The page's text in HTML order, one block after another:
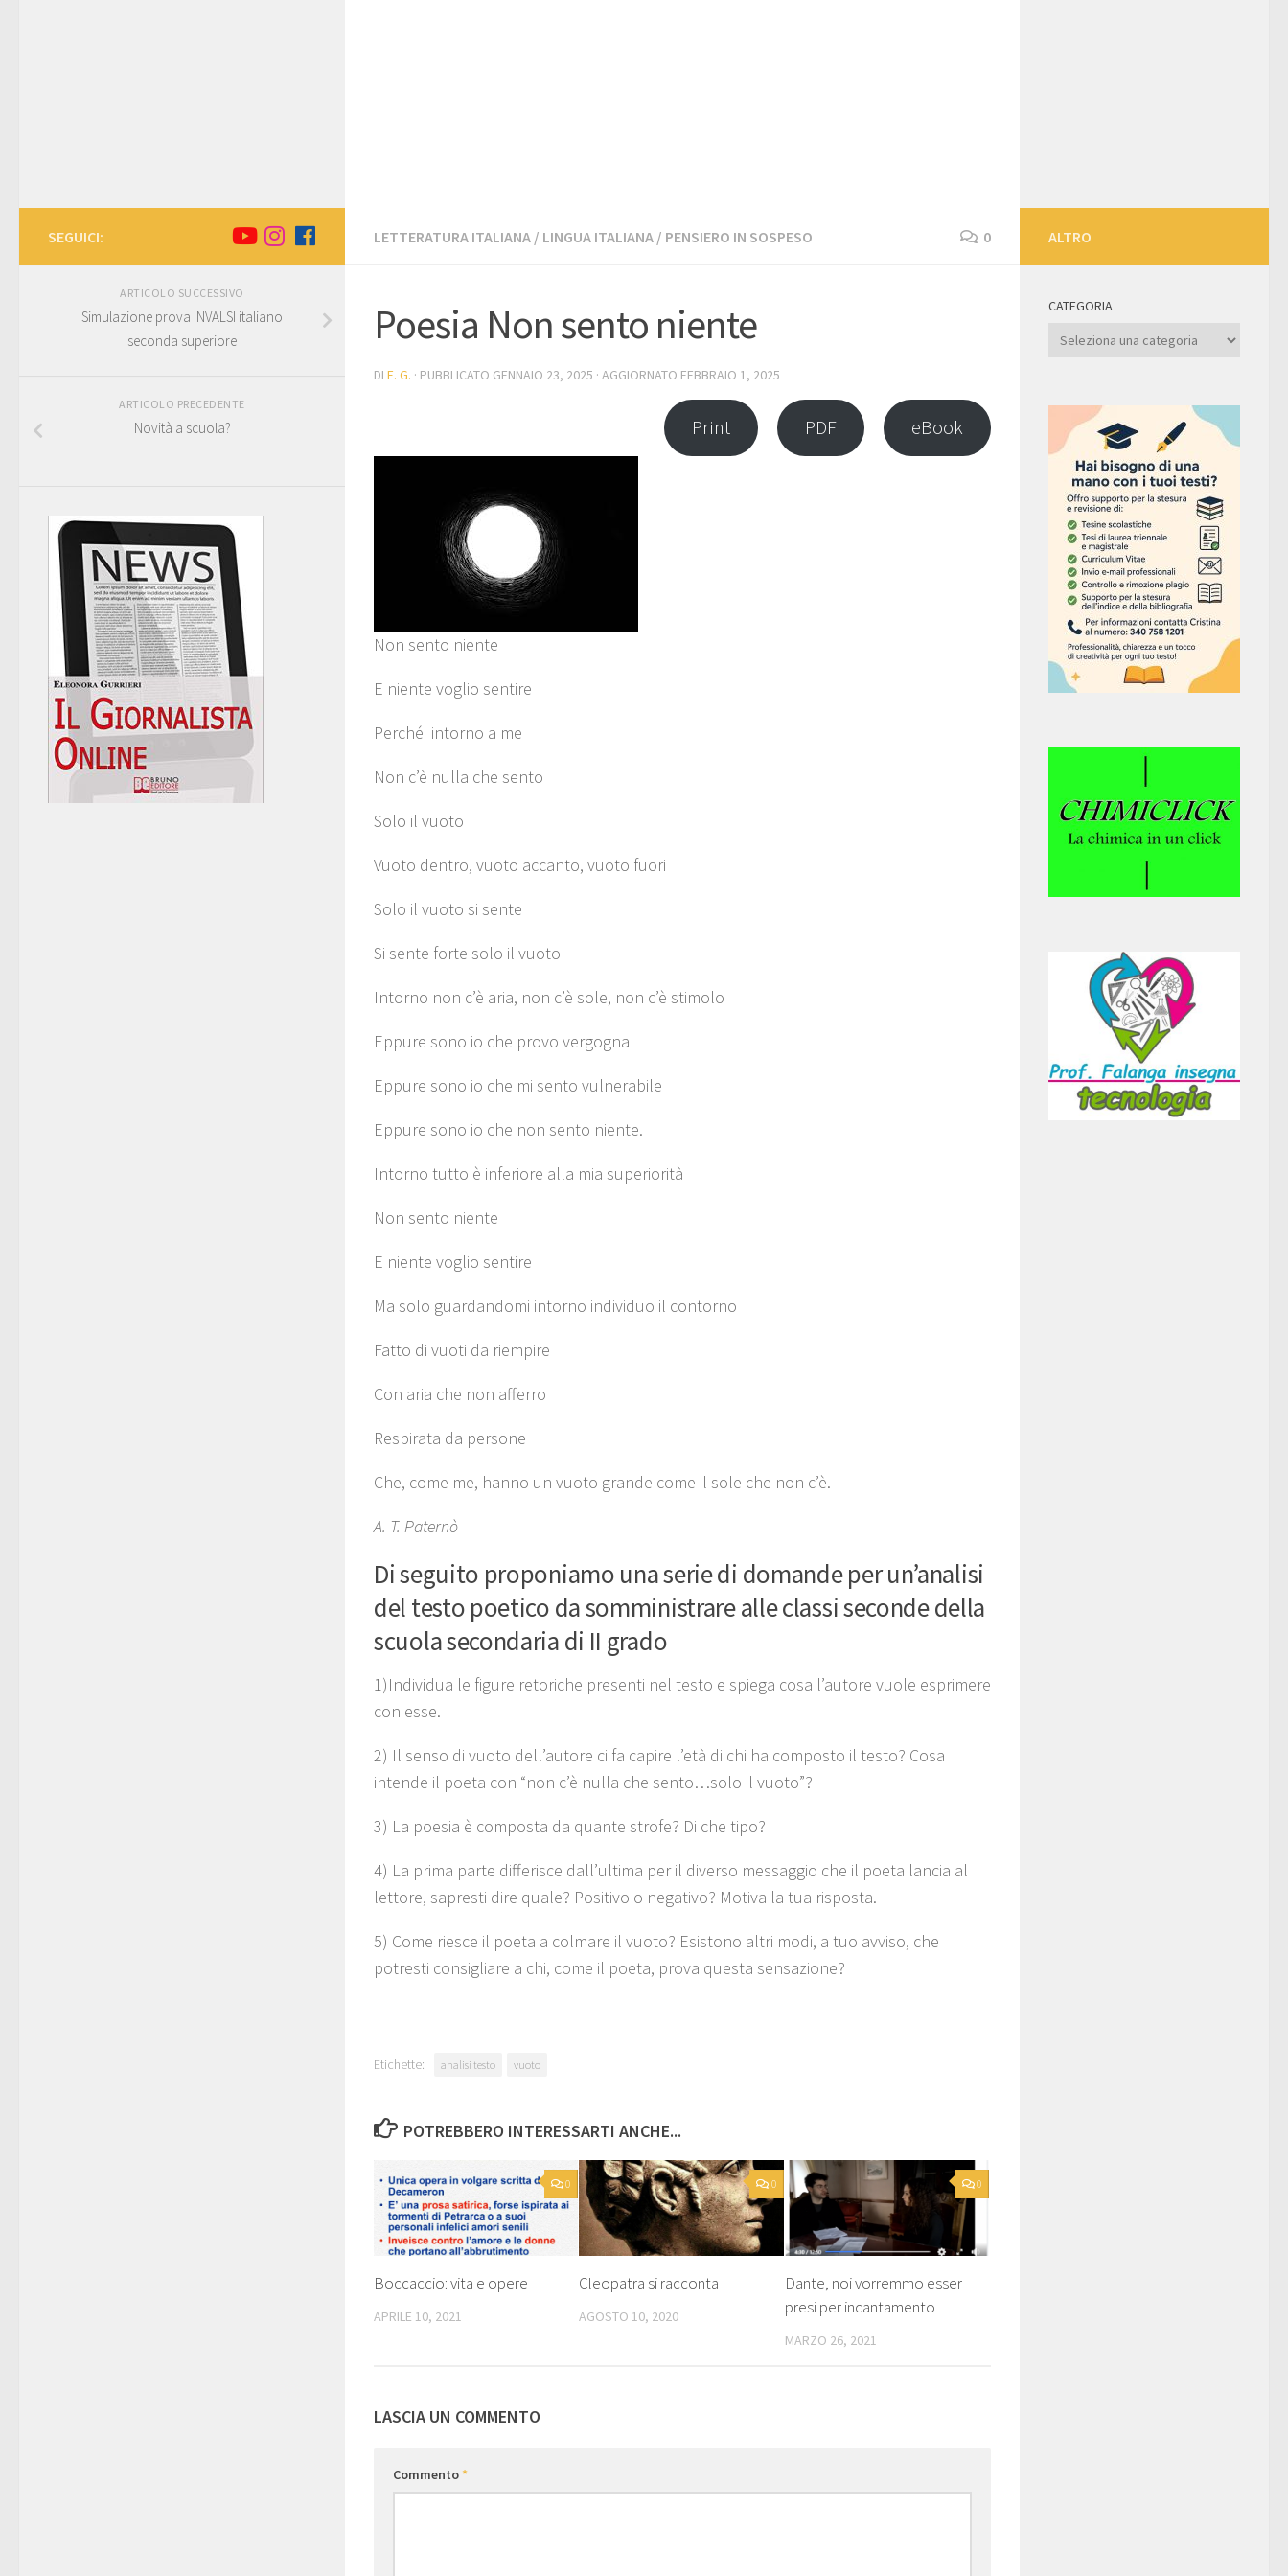
LETTERATURA ITALIANA / LINGUA ITALIANA / PENSIERO IN SOSPESO 0
Poesia Non sento niente
DI E. G. · PUBBLICATO GENNAIO 23, 2025 · AGGIORNATO FEBBRAIO 1, 2025
Print PDF eBook
Non sento niente
E niente voglio sentire
Perché intorno a me
Non c’è nulla che sento
Solo il vuoto
Vuoto dentro, vuoto accanto, vuoto fuori
Solo il vuoto si sente
Si sente forte solo il vuoto
Intorno non c’è aria, non c’è sole, non c’è stimolo
Eppure sono io che provo vergogna
Eppure sono io che mi sento vulnerabile
Eppure sono io che non sento niente.
Intorno tutto è inferiore alla mia superiorità
Non sento niente
E niente voglio sentire
Ma solo guardandomi intorno individuo il contorno
Fatto di vuoti da riempire
Con aria che non afferro
Respirata da persone
Che, come me, hanno un vuoto grande come il sole che non c’è.
A. T. Paternò
Di seguito proponiamo una serie di domande per un’analisi
del testo poetico da somministrare alle classi seconde della
scuola secondaria di II grado
1)Individua le figure retoriche presenti nel testo e spiega cosa l’autore vuole esprimere
con esse.
2) Il senso di vuoto dell’autore ci fa capire l’età di chi ha composto il testo? Cosa
intende il poeta con “non c’è nulla che sento…solo il vuoto”?
3) La poesia è composta da quante strofe? Di che tipo?
4) La prima parte differisce dall’ultima per il diverso messaggio che il poeta lancia al
lettore, sapresti dire quale? Positivo o negativo? Motiva la tua risposta.
5) Come riesce il poeta a colmare il vuoto? Esistono altri modi, a tuo avviso, che
potresti consigliare a chi, come il poeta, prova questa sensazione?
Etichette: analisi testo vuoto
POTREBBERO INTERESSARTI ANCHE...
0
Boccaccio: vita e opere
APRILE 10, 2021
0
Cleopatra si racconta
AGOSTO 10, 2020
0
Dante, noi vorremmo esser
presi per incantamento
MARZO 26, 2021
LASCIA UN COMMENTO
Commento*
SEGUICI:
ARTICOLO SUCCESSIVO
Simulazione prova INVALSI italiano
seconda superiore
ARTICOLO PRECEDENTE
Novità a scuola?
ALTRO
CATEGORIA
Categoria